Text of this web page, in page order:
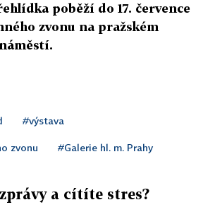
poběží do 17. července
zvonu na pražském
#výstava
zvonu #Galerie hl. m. Prahy
a cítíte stres?